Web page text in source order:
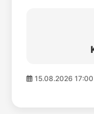
15.08.2026 17:00